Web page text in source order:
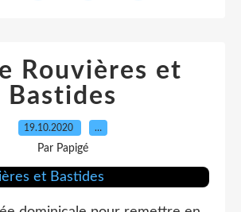
Rouvières et
Bastides
19.10.2020 …
Par Papigé